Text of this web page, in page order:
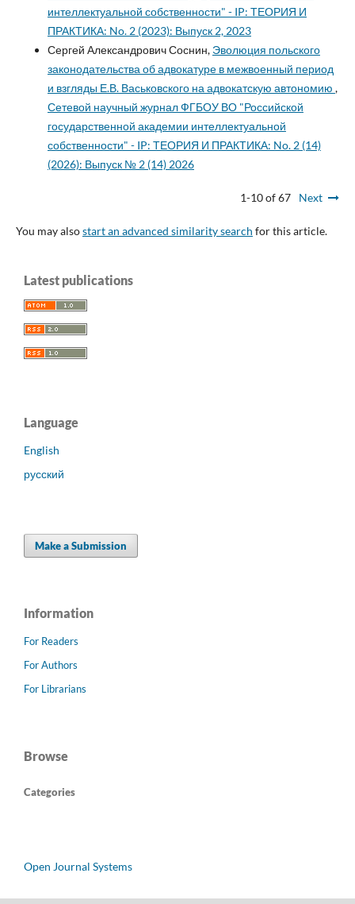
интеллектуальной собственности" - IP: ТЕОРИЯ И
ПРАКТИКА: No. 2 (2023): Выпуск 2, 2023
Сергей Александрович Соснин, Эволюция польского
законодательства об адвокатуре в межвоенный период
и взгляды Е.В. Васьковского на адвокатскую автономию ,
Сетевой научный журнал ФГБОУ ВО "Российской
государственной академии интеллектуальной
собственности" - IP: ТЕОРИЯ И ПРАКТИКА: No. 2 (14)
(2026): Выпуск № 2 (14) 2026
1-10 of 67 Next
You may alsostart an advanced similarity search for this article.
Latest publications
Language
English
русский
Make a Submission
Information
For Readers
For Authors
For Librarians
Browse
Categories
Open Journal Systems